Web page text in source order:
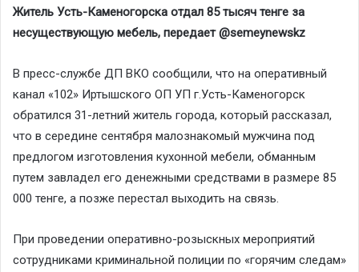
Житель Усть-Каменогорска отдал 85 тысяч тенге за
несуществующую мебель, передает @semeynewskz
В пресс-службе ДП ВКО сообщили, что на оперативный
канал «102» Иртышского ОП УП г.Усть-Каменогорск
обратился 31-летний житель города, который рассказал,
что в середине сентября малознакомый мужчина под
предлогом изготовления кухонной мебели, обманным
путем завладел его денежными средствами в размере 85
000 тенге, а позже перестал выходить на связь.
При проведении оперативно-розыскных мероприятий
сотрудниками криминальной полиции по «горячим следам»